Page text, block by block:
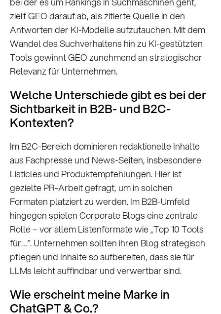
zielt GEO darauf ab, als zitierte Quelle in den
Antworten der KI-Modelle aufzutauchen. Mit dem
Wandel des Suchverhaltens hin zu KI-gestützten
Tools gewinnt GEO zunehmend an strategischer
Relevanz für Unternehmen.
Welche Unterschiede gibt es bei der
Sichtbarkeit in B2B- und B2C-
Kontexten?
Im B2C-Bereich dominieren redaktionelle Inhalte
aus Fachpresse und News-Seiten, insbesondere
Listicles und Produktempfehlungen. Hier ist
gezielte PR-Arbeit gefragt, um in solchen
Formaten platziert zu werden. Im B2B-Umfeld
hingegen spielen Corporate Blogs eine zentrale
Rolle – vor allem Listenformate wie „Top 10 Tools
für…“. Unternehmen sollten ihren Blog strategisch
pflegen und Inhalte so aufbereiten, dass sie für
LLMs leicht auffindbar und verwertbar sind.
Wie erscheint meine Marke in
ChatGPT & Co.?